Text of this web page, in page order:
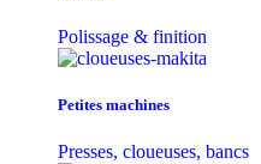
Polissage & finition
Petites machines
Presses, cloueuses, bancs